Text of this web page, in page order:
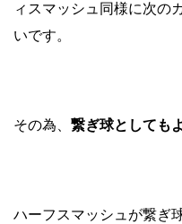
ィスマッシュ同様に次の
いです。
その為、 繋ぎ球としても
ハーフスマッシュが繋ぎ